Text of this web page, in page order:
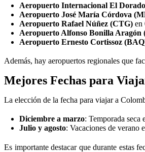
Aeropuerto Internacional El
Aeropuerto José María Córdova
Aeropuerto Rafael Núñez (CTG) en
Aeropuerto Alfonso Bonilla Aragón
Aeropuerto Ernesto Cortissoz
Además, hay aeropuertos regionales que
Mejores Fechas para
La elección de la fecha para viajar a
Diciembre a marzo: Temporada seca
Julio y agosto: Vacaciones de verano
Es importante destacar que durante estas